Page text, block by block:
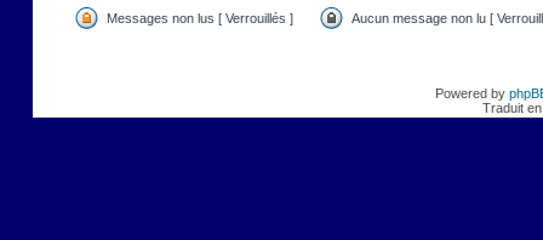
Messages non lus [ Verrouillés ] Aucun message non lu [
Powered by
Traduit